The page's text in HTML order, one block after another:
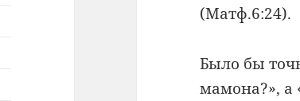
(Матф.6:24).
Было бы
мамона?», а